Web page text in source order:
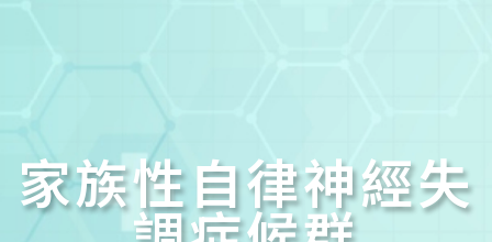
家族性自律神經失